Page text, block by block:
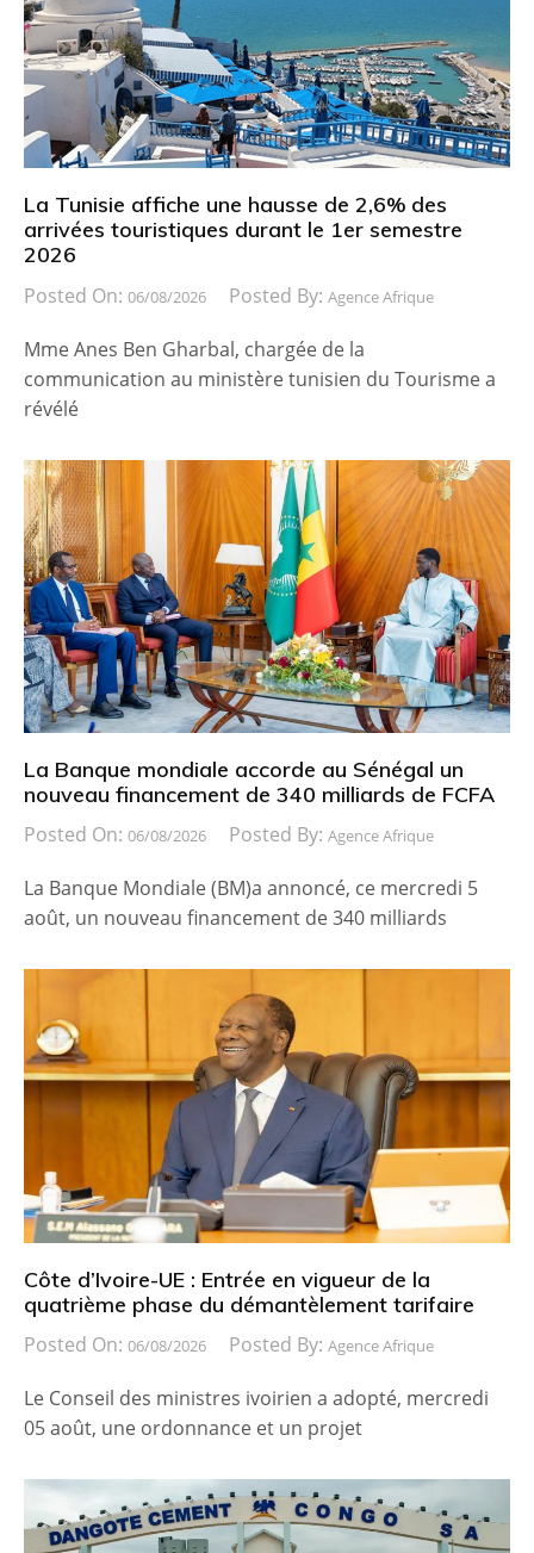
La Tunisie affiche une hausse de 2,6% des
arrivées touristiques durant le 1er semestre
2026
Posted On: 06/08/2026 Posted By: Agence Afrique
Mme Anes Ben Gharbal, chargée de la
communication au ministère tunisien du Tourisme a
révélé
La Banque mondiale accorde au Sénégal un
nouveau financement de 340 milliards de FCFA
Posted On: 06/08/2026 Posted By: Agence Afrique
La Banque Mondiale (BM)a annoncé, ce mercredi 5
août, un nouveau financement de 340 milliards
Côte d’Ivoire-UE : Entrée en vigueur de la
quatrième phase du démantèlement tarifaire
Posted On: 06/08/2026 Posted By: Agence Afrique
Le Conseil des ministres ivoirien a adopté, mercredi
05 août, une ordonnance et un projet